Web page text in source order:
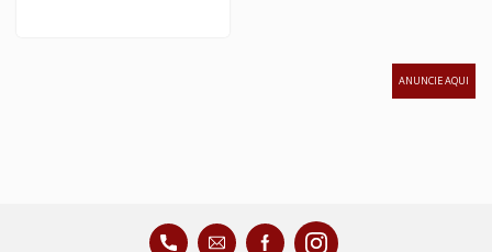
ANUNCIE AQUI